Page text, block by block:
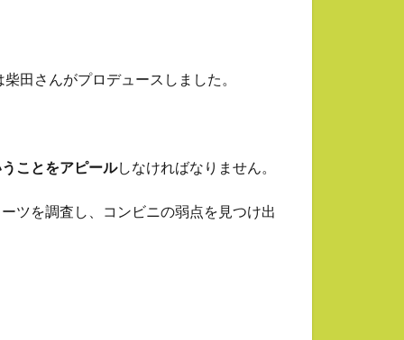
柴田さんがプロデュースしました。
ことをアピールしなければなりません。
ツを調査し、コンビニの弱点を見つけ出